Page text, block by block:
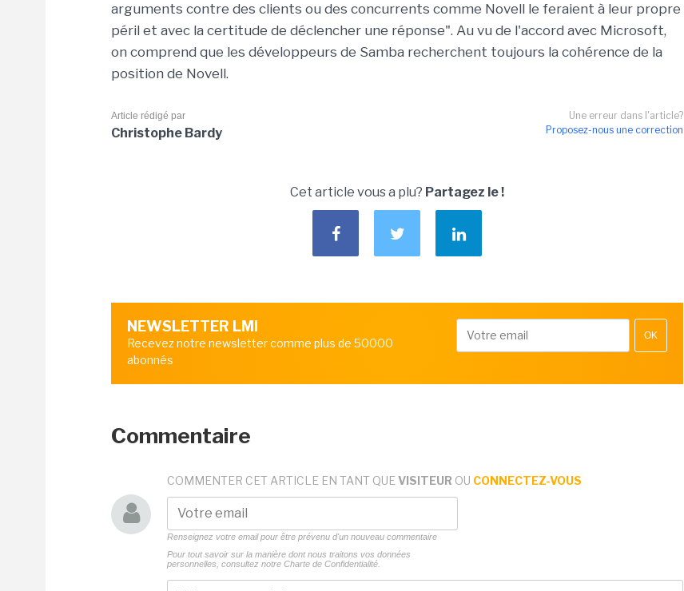
arguments contre des clients ou des concurrents comme Novell le feraient à leur propre
péril et avec la certitude de déclencher une réponse". Au vu de l'accord avec Microsoft,
on comprend que les développeurs de Samba recherchent toujours la cohérence de la
position de Novell.
Une erreur dans l'article?
Proposez-nous une correction
Article rédigé par
Christophe Bardy
Cet article vous a plu? Partagez le !
NEWSLETTER LMI
Recevez notre newsletter comme plus de 50000
abonnés
OK
Commentaire
COMMENTER CET ARTICLE EN TANT QUE VISITEUR OU CONNECTEZ-VOUS
Renseignez votre email pour être prévenu d'un nouveau commentaire
Pour tout savoir sur la manière dont nous traitons vos données
personnelles, consultez notre Charte de Confidentialité.